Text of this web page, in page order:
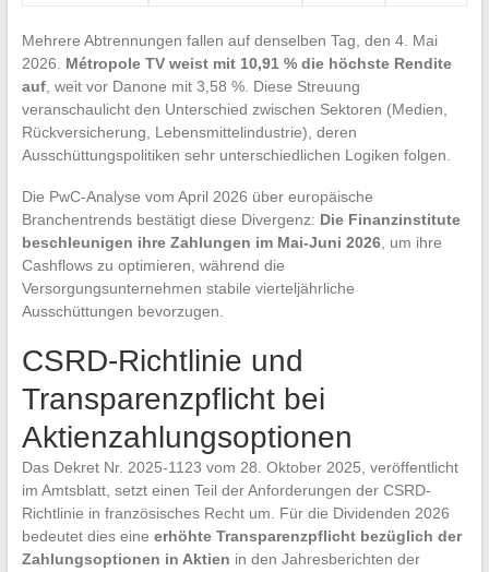
Mehrere Abtrennungen fallen auf denselben Tag, den 4. Mai
2026. Métropole TV weist mit 10,91 % die höchste Rendite
auf, weit vor Danone mit 3,58 %. Diese Streuung
veranschaulicht den Unterschied zwischen Sektoren (Medien,
Rückversicherung, Lebensmittelindustrie), deren
Ausschüttungspolitiken sehr unterschiedlichen Logiken folgen.
Die PwC-Analyse vom April 2026 über europäische
Branchentrends bestätigt diese Divergenz: Die Finanzinstitute
beschleunigen ihre Zahlungen im Mai-Juni 2026, um ihre
Cashflows zu optimieren, während die
Versorgungsunternehmen stabile vierteljährliche
Ausschüttungen bevorzugen.
CSRD-Richtlinie und
Transparenzpflicht bei
Aktienzahlungsoptionen
Das Dekret Nr. 2025-1123 vom 28. Oktober 2025, veröffentlicht
im Amtsblatt, setzt einen Teil der Anforderungen der CSRD-
Richtlinie in französisches Recht um. Für die Dividenden 2026
bedeutet dies eine erhöhte Transparenzpflicht bezüglich der
Zahlungsoptionen in Aktien in den Jahresberichten der